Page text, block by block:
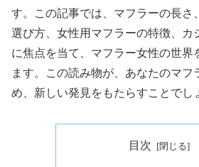
す。この記事では、マフラーの長さ
選び方、女性用マフラーの特徴、カ
に焦点を当て、マフラー女性の世界
ます。この読み物が、あなたのマフ
め、新しい発見をもたらすことでし
目次